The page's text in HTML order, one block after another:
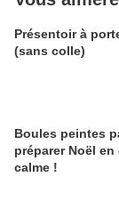
Présentoir à
(sans colle)
Boules peintes
préparer Noël
calme !